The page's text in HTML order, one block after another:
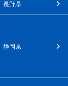
長野県
静岡県